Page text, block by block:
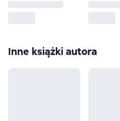
Inne książki autora